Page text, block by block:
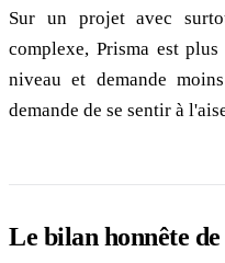
Sur un projet avec
complexe, Prisma est
niveau et demande
demande de se sentir à
Le bilan honnête